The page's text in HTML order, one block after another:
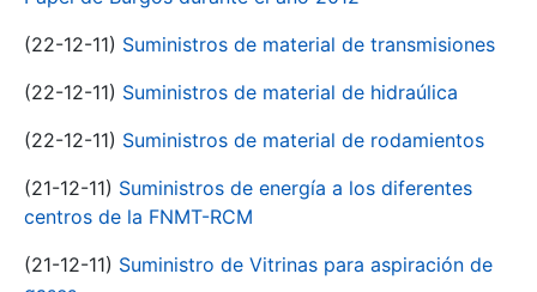
(22-12-11) Suministros de material de transmisiones
(22-12-11) Suministros de material de hidraúlica
(22-12-11) Suministros de material de rodamientos
(21-12-11) Suministros de energía a los diferentes
centros de la FNMT-RCM
(21-12-11) Suministro de Vitrinas para aspiración de